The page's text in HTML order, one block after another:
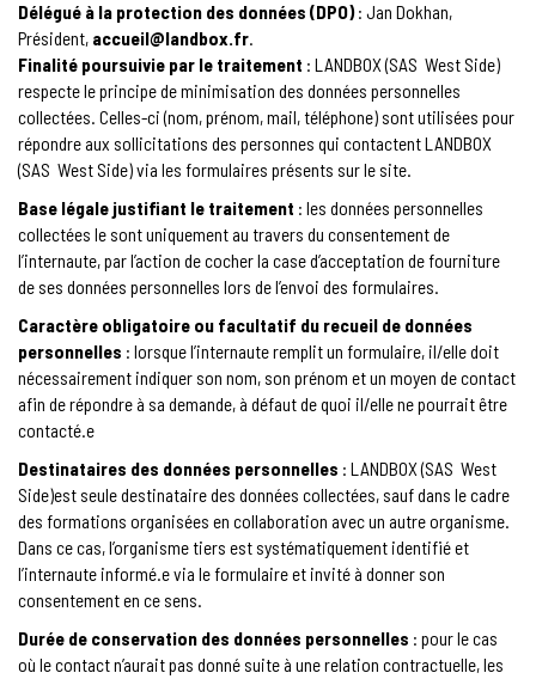
Délégué à la protection des données (DPO): Jan Dokhan,
Président, accueil@landbox.fr.
Finalité poursuivie par le traitement : LANDBOX (SAS West Side)
respecte le principe de minimisation des données personnelles
collectées. Celles-ci (nom, prénom, mail, téléphone) sont utilisées pour
répondre aux sollicitations des personnes qui contactent LANDBOX
(SAS West Side) via les formulaires présents sur le site.
Base légale justifiant le traitement : les données personnelles
collectées le sont uniquement au travers du consentement de
l’internaute, par l’action de cocher la case d’acceptation de fourniture
de ses données personnelles lors de l’envoi des formulaires.
Caractère obligatoire ou facultatif du recueil de données
personnelles : lorsque l’internaute remplit un formulaire, il/elle doit
nécessairement indiquer son nom, son prénom et un moyen de contact
afin de répondre à sa demande, à défaut de quoi il/elle ne pourrait être
contacté.e
Destinataires des données personnelles : LANDBOX (SAS West
Side)est seule destinataire des données collectées, sauf dans le cadre
des formations organisées en collaboration avec un autre organisme.
Dans ce cas, l’organisme tiers est systématiquement identifié et
l’internaute informé.e via le formulaire et invité à donner son
consentement en ce sens.
Durée de conservation des données personnelles : pour le cas
où le contact n’aurait pas donné suite à une relation contractuelle, les